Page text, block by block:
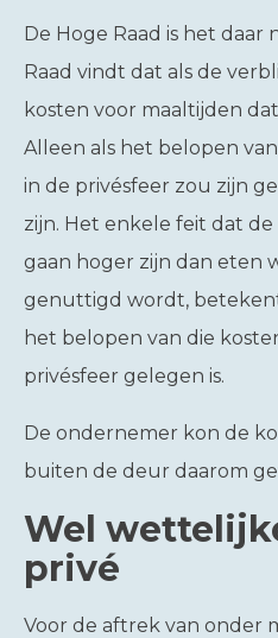
De Hoge Raad is het daar
Raad vindt dat als de
kosten voor maaltijden
Alleen als het belopen
in de privésfeer zou zijn
zijn. Het enkele feit dat
gaan hoger zijn dan eten
genuttigd wordt,
het belopen van die
privésfeer gelegen is.
De ondernemer kon de
buiten de deur daarom
Wel
privé
Voor de aftrek van onder